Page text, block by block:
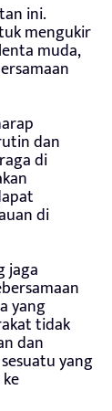
ini.
mengukir
muda,
dan
di
di
jaga
yang
tidak
dan
yang